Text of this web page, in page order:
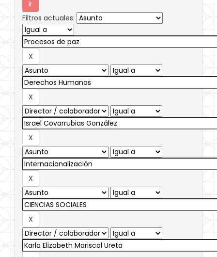
Filtros actuales: